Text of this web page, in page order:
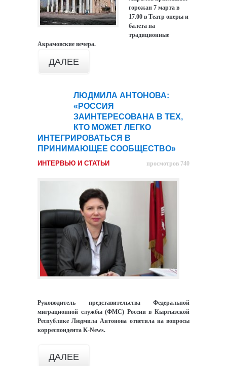
горожан 7 марта в
17.00 в Театр оперы и
балета на
традиционные
Акрамовские вечера.
ДАЛЕЕ
ЛЮДМИЛА АНТОНОВА:
«РОССИЯ
ЗАИНТЕРЕСОВАНА В ТЕХ,
КТО МОЖЕТ ЛЕГКО
ИНТЕГРИРОВАТЬСЯ В
ПРИНИМАЮЩЕЕ СООБЩЕСТВО»
ИНТЕРВЬЮ И СТАТЬИ просмотров 740
Руководитель представительства Федеральной
миграционной службы (ФМС) России в Кыргызской
Республике Людмила Антонова ответила на вопросы
корреспондента K-News.
ДАЛЕЕ